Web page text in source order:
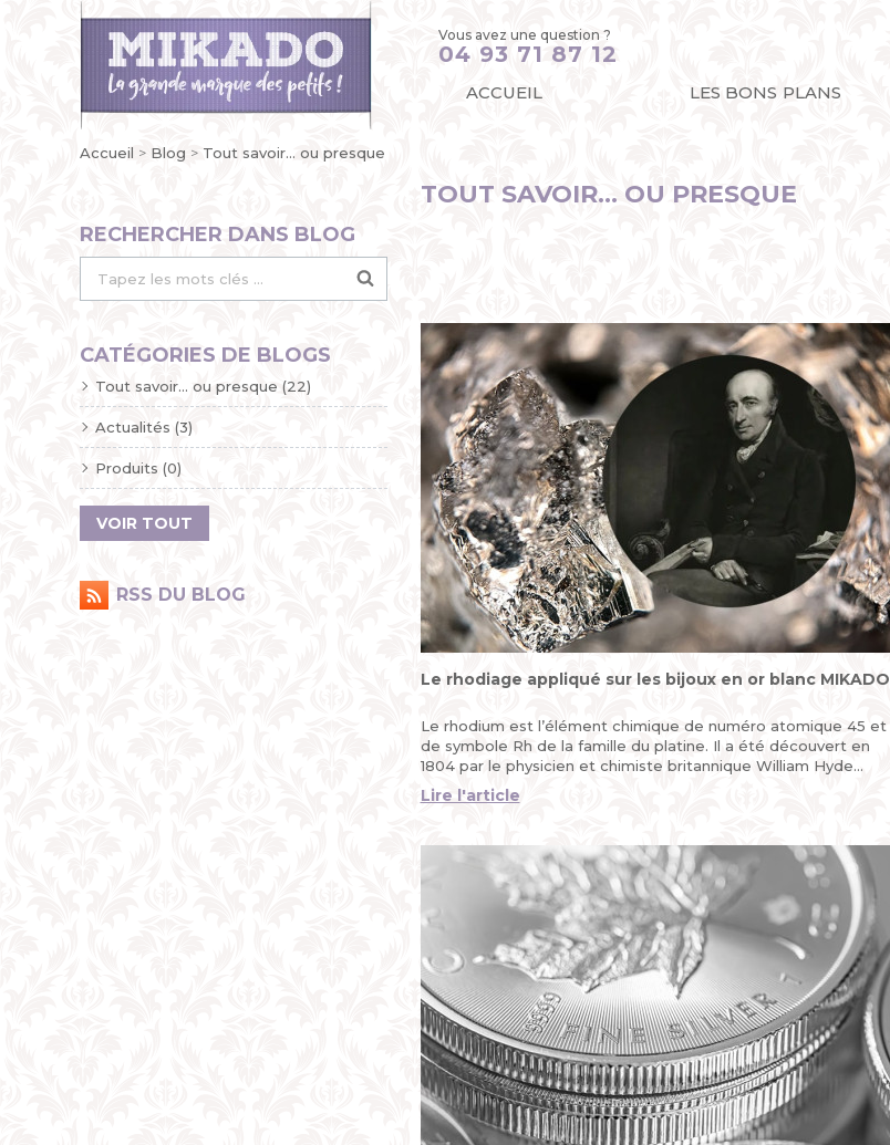
Vous avez une question ?
04 93 71 87 12
ACCUEIL LES BONS PLANS
Accueil Blog Tout savoir... ou presque
RECHERCHER DANS BLOG
CATÉGORIES DE BLOGS
Tout savoir... ou presque (22)
Actualités (3)
Produits (0)
VOIR TOUT
RSS DU BLOG
TOUT SAVOIR... OU PRESQUE
Le rhodiage appliqué sur les bijoux en or blanc MIKADO
Le rhodium est l’élément chimique de numéro atomique 45 et
de symbole Rh de la famille du platine. Il a été découvert en
1804 par le physicien et chimiste britannique William Hyde
Wollaston...
Lire l'article